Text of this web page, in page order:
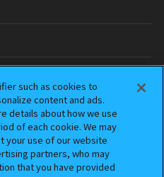
such as cookies to
content and ads.
details about how we use
of each cookie. We may
your use of our website
partners, who may
that you have provided